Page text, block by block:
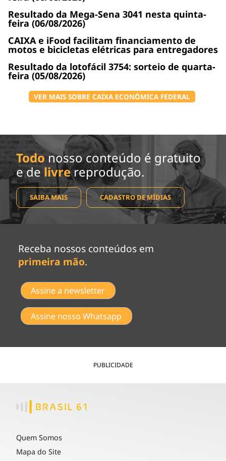
Resultado da Mega-Sena 3041 nesta quinta-
feira (06/08/2026)
CAIXA e iFood facilitam financiamento de
motos e bicicletas elétricas para entregadores
Resultado da lotofácil 3754: sorteio de quarta-
feira (05/08/2026)
VER MAIS SOBRE CAIXA ECONÔMICA FEDERAL
Todo nosso conteúdo é gratuito
e de livrereprodução.
SAIBA MAIS CADASTRO DE MÍDIAS
Receba nossos conteúdos em
primeira mão.
Assine a newsletter
Assine nosso Whatsapp
PUBLICIDADE
Quem Somos
Mapa do Site